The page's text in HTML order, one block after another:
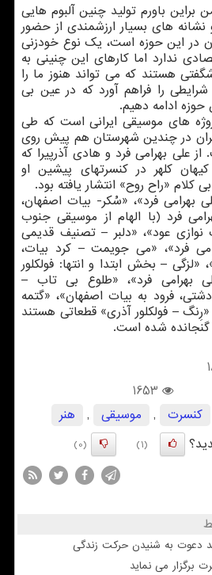
باورم تولید چنین آلبوم هایی
نشانه های بسیار ارزشمندی از حضور
در این حوزه است، یك نوع خودزنی
ندارد اما كارهای این چنینی به
هستند كه می تواند هنوز ما را
شرایطی را فراهم آورد كه در عین بی
حوزه ادامه دهیم.
های موسیقی ایرانی است كه طی
در چندین شهرستان هم پیش روی
علی بهرامی فرد و هادی آذرپیرا كه
كلهر در كنسرتهای پیشین او
كلام «راح روح» انتشار یافته بود.
بهرامی فرد»، «سُكر- بیات اصفهان،
فرد (با الهام از موسیقی جنوب
عود»، «دلبر – تصنیف قدیمی
فرد»، «می جویمت – كرد بیات،
«لزگی – بخش ابتدا و انتها: فولكلور
بهرامی فرد»، «طلوع بی تاب –
دشتی، فرود به بیات اصفهان»، «گتمه
– فولكلور آذری» قطعاتی هستند
گنجانده شده است.
1653
كنسرت , موسیقی ,
هنر
(1)
(0)
دعوت به شنیدن حرکت زندگی
برگزار می نماید